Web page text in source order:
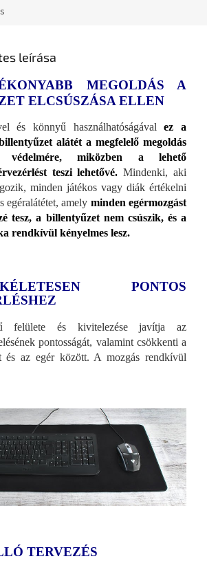
leírása
MEGOLDÁS A
ELCSÚSZÁSA ELLEN
és könnyű használhatóságávalez a
alátét a megfelelő megoldás
védelmére, miközben a lehető
teszi lehetővé. Mindenki, aki
minden játékos vagy diák értékelni
egéralátétet, amely minden egérmozgást
tesz, a billentyűzet nem csúszik, és a
rendkívül kényelmes lesz.
PONTOS
felülete és kivitelezése javítja az
pontosságát, valamint csökkenti a
és az egér között. A mozgás rendkívül
TERVEZÉS